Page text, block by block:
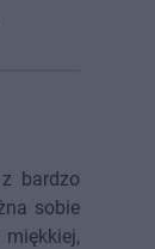
bardzo
sobie